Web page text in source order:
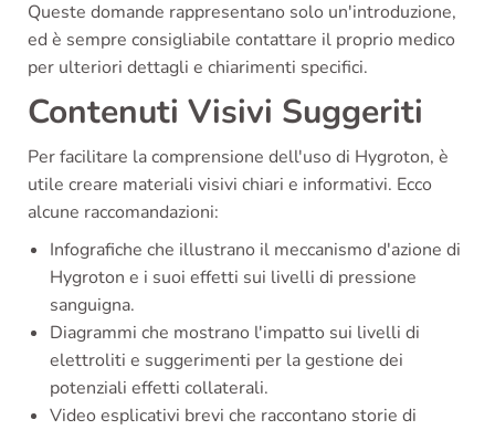
Queste domande rappresentano solo un'introduzione,
ed è sempre consigliabile contattare il proprio medico
per ulteriori dettagli e chiarimenti specifici.
Contenuti Visivi Suggeriti
Per facilitare la comprensione dell'uso di Hygroton, è
utile creare materiali visivi chiari e informativi. Ecco
alcune raccomandazioni:
Infografiche che illustrano il meccanismo d'azione di
Hygroton e i suoi effetti sui livelli di pressione
sanguigna.
Diagrammi che mostrano l'impatto sui livelli di
elettroliti e suggerimenti per la gestione dei
potenziali effetti collaterali.
Video esplicativi brevi che raccontano storie di